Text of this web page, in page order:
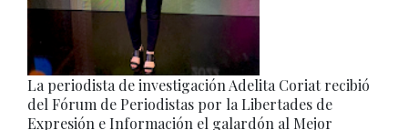
La periodista de investigación Adelita Coriat recibió
del Fórum de Periodistas por la Libertades de
Expresión e Información el galardón al Mejor